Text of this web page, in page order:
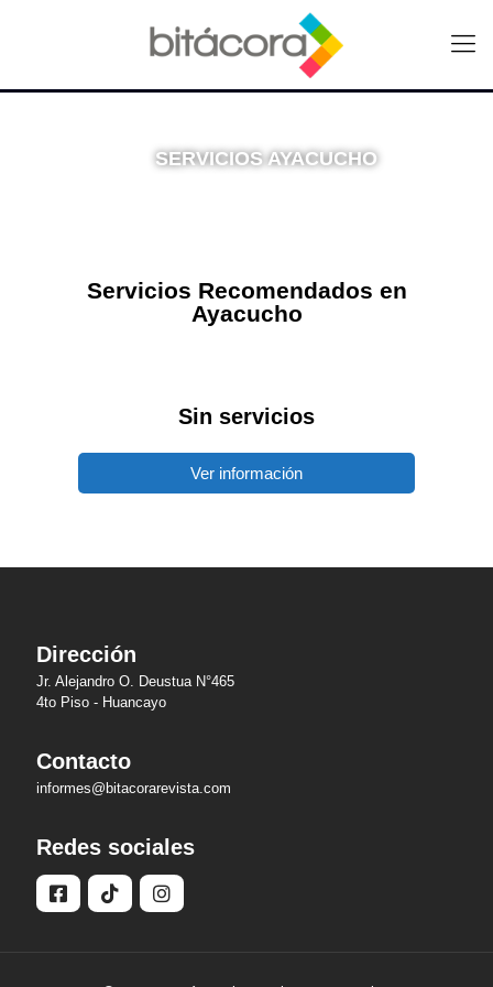
SERVICIOS AYACUCHO
Servicios Recomendados en
Ayacucho
Sin servicios
Ver información
Dirección
Jr. Alejandro O. Deustua N°465
4to Piso - Huancayo
Contacto
informes@bitacorarevista.com
Redes sociales